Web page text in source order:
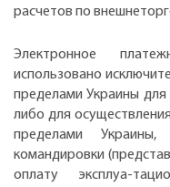
расчетов по
Электронное
использовано
пределами Украины
либо для
пределами
командировки
оплату эксплуа-